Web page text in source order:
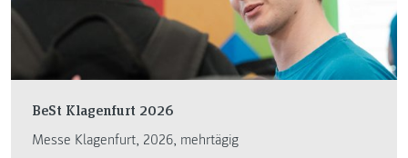
BeSt Klagenfurt 2026
Messe Klagenfurt, 2026, mehrtägig